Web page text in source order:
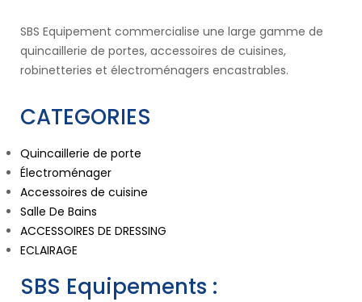
SBS Equipement commercialise une large gamme de
quincaillerie de portes, accessoires de cuisines,
robinetteries et électroménagers encastrables.
CATEGORIES
Quincaillerie de porte
Électroménager
Accessoires de cuisine
Salle De Bains
ACCESSOIRES DE DRESSING
ECLAIRAGE
SBS Equipements :